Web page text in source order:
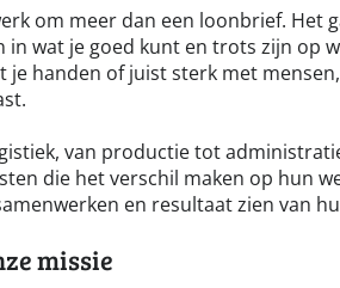
om meer dan een loonbrief. Het
in wat je goed kunt en trots zijn op
je handen of juist sterk met mensen,
van productie tot
die het verschil maken op hun
en resultaat zien van
missie